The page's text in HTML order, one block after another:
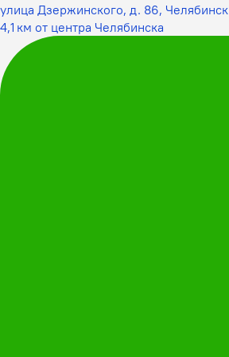
улица Дзержинского, д. 86, Челябинск
4,1 км от центра Челябинска